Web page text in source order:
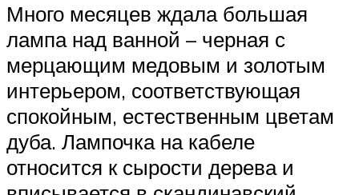
Много месяцев ждала большая
лампа над ванной – черная с
мерцающим медовым и золотым
интерьером, соответствующая
спокойным, естественным цветам
дуба. Лампочка на кабеле
относится к сырости дерева и